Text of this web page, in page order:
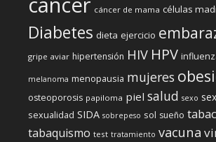
cáncer de mama células
Diabetes dieta ejercicio
gripe aviar hipertensión HIV HPV
melanoma menopausia mujeres
osteoporosis papiloma piel salud sexo
sexualidad SIDA sobrepeso sol sueño
tabaquismo test tratamiento vacuna